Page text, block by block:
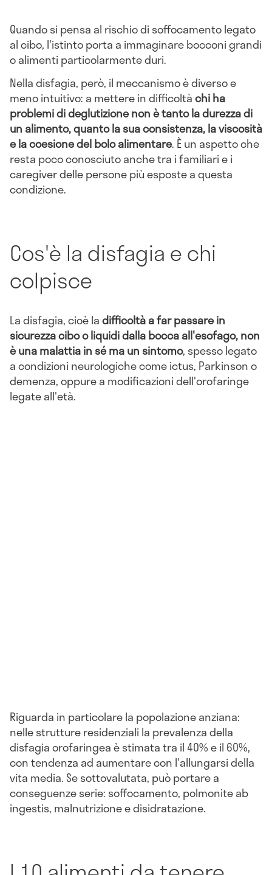
Quando si pensa al rischio di soffocamento legato
al cibo, l'istinto porta a immaginare bocconi grandi
o alimenti particolarmente duri.
Nella disfagia, però, il meccanismo è diverso e
meno intuitivo: a mettere in difficoltàchi ha
problemi di deglutizione non è tanto la durezza di
un alimento, quanto la sua consistenza, la viscosità
e la coesione del bolo alimentare. È un aspetto che
resta poco conosciuto anche tra i familiari e i
caregiver delle persone più esposte a questa
condizione.
Cos'è la disfagia e chi
colpisce
La disfagia, cioè ladifficoltà a far passare in
sicurezza cibo o liquidi dalla bocca all'esofago, non
è una malattia in sé ma un sintomo, spesso legato
a condizioni neurologiche come ictus, Parkinson o
demenza, oppure a modificazioni dell'orofaringe
legate all'età.
Riguarda in particolare la popolazione anziana:
nelle strutture residenziali la prevalenza della
disfagia orofaringea è stimata tra il 40% e il 60%,
con tendenza ad aumentare con l'allungarsi della
vita media. Se sottovalutata, può portare a
conseguenze serie: soffocamento, polmonite ab
ingestis, malnutrizione e disidratazione.